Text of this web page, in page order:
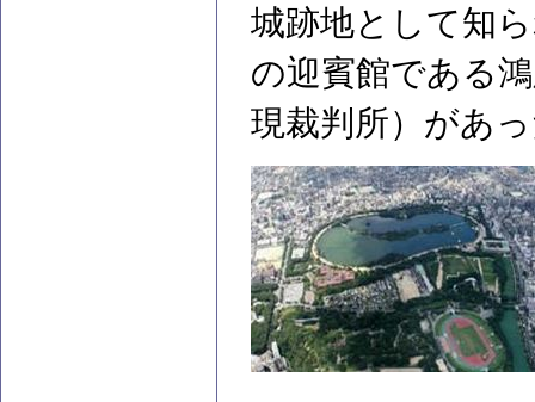
城跡地として知
の迎賓館である
現裁判所）があ